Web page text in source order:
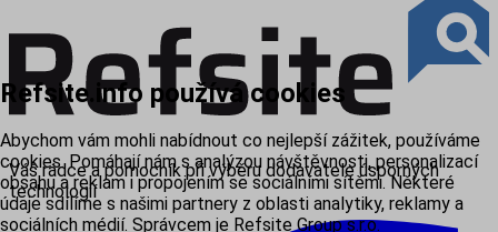
Váš rádce a pomocník při výběru dodavatele úsporných
technologií
Refsite.info používá cookies
Abychom vám mohli nabídnout co nejlepší zážitek, používáme
cookies. Pomáhají nám s analýzou návštěvnosti, personalizací
obsahu a reklam i propojením se sociálními sítěmi. Některé
údaje sdílíme s našimi partnery z oblasti analytiky, reklamy a
sociálních médií. Správcem je Refsite Group s.r.o.